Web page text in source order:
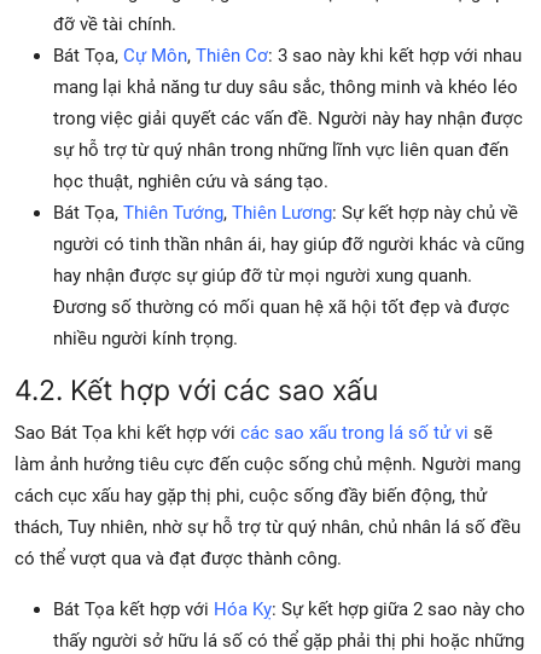
đỡ về tài chính.
Bát Tọa, Cự Môn, Thiên Cơ: 3 sao này khi kết hợp với nhau
mang lại khả năng tư duy sâu sắc, thông minh và khéo léo
trong việc giải quyết các vấn đề. Người này hay nhận được
sự hỗ trợ từ quý nhân trong những lĩnh vực liên quan đến
học thuật, nghiên cứu và sáng tạo.
Bát Tọa, Thiên Tướng, Thiên Lương: Sự kết hợp này chủ về
người có tinh thần nhân ái, hay giúp đỡ người khác và cũng
hay nhận được sự giúp đỡ từ mọi người xung quanh.
Đương số thường có mối quan hệ xã hội tốt đẹp và được
nhiều người kính trọng.
4.2. Kết hợp với các sao xấu
Sao Bát Tọa khi kết hợp với các sao xấu trong lá số tử vi sẽ
làm ảnh hưởng tiêu cực đến cuộc sống chủ mệnh. Người mang
cách cục xấu hay gặp thị phi, cuộc sống đầy biến động, thử
thách, Tuy nhiên, nhờ sự hỗ trợ từ quý nhân, chủ nhân lá số đều
có thể vượt qua và đạt được thành công.
Bát Tọa kết hợp với Hóa Kỵ: Sự kết hợp giữa 2 sao này cho
thấy người sở hữu lá số có thể gặp phải thị phi hoặc những